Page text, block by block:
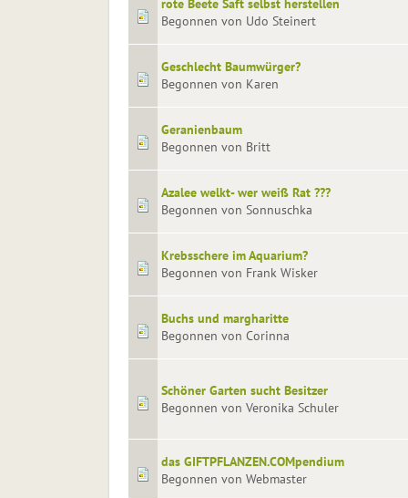
rote Beete Saft selbst herstellen
Begonnen von Udo Steinert
Geschlecht Baumwürger?
Begonnen von Karen
Geranienbaum
Begonnen von Britt
Azalee welkt- wer weiß Rat ???
Begonnen von Sonnuschka
Krebsschere im Aquarium?
Begonnen von Frank Wisker
Buchs und margharitte
Begonnen von Corinna
Schöner Garten sucht Besitzer
Begonnen von Veronika Schuler
das GIFTPFLANZEN.COMpendium
Begonnen von Webmaster